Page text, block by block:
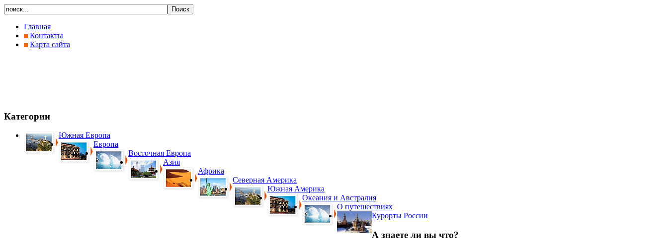
Главная
Контакты
Карта сайта
Категории
Южная Европа
Европа
Восточная Европа
Азия
Африка
Северная Америка
Южная Америка
Океания и Австралия
О путешествиях
Курорты России
А знаете ли вы что?